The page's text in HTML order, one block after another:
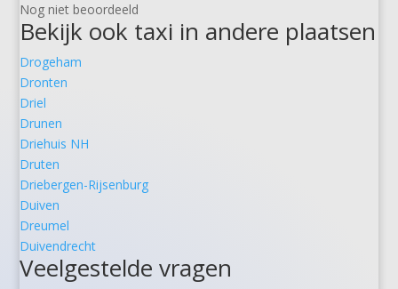
Nog niet beoordeeld
Bekijk ook taxi in andere plaatsen
Drogeham
Dronten
Driel
Drunen
Driehuis NH
Druten
Driebergen-Rijsenburg
Duiven
Dreumel
Duivendrecht
Veelgestelde vragen